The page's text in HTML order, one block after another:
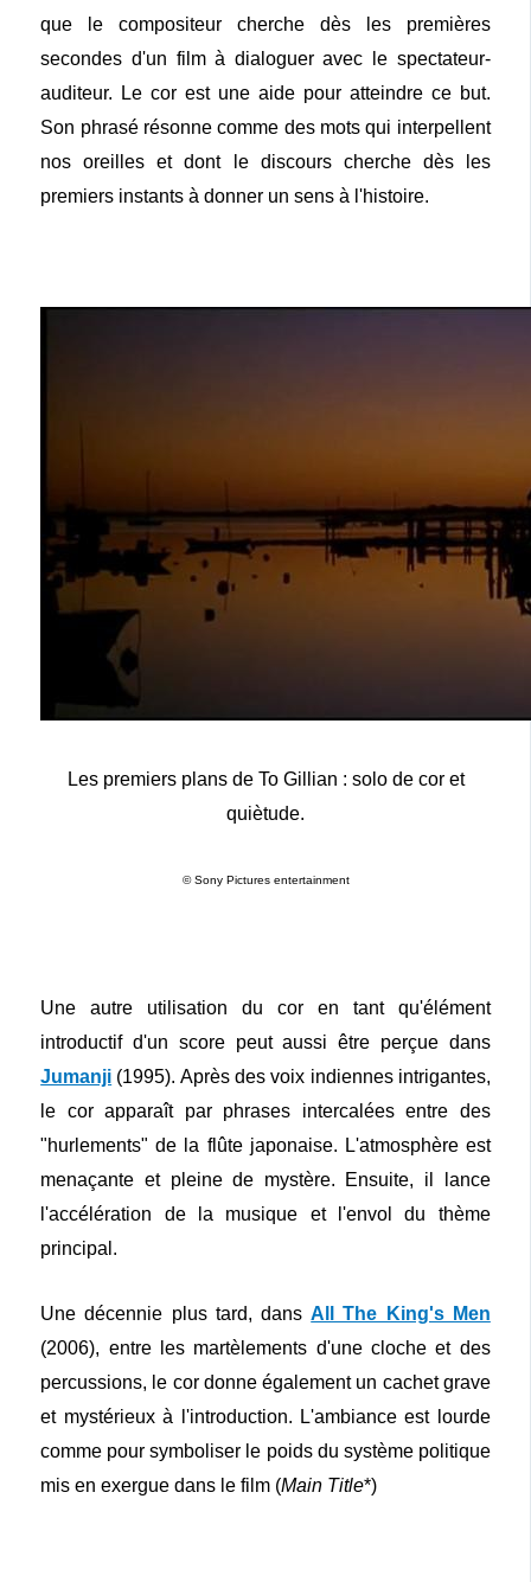
que le compositeur cherche dès les premières
secondes d'un film à dialoguer avec le spectateur-
auditeur. Le cor est une aide pour atteindre ce but.
Son phrasé résonne comme des mots qui interpellent
nos oreilles et dont le discours cherche dès les
premiers instants à donner un sens à l'histoire.
Les premiers plans de To Gillian : solo de cor et
quiètude.
© Sony Pictures entertainment
Une autre utilisation du cor en tant qu'élément
introductif d'un score peut aussi être perçue dans
Jumanji (1995). Après des voix indiennes intrigantes,
le cor apparaît par phrases intercalées entre des
"hurlements" de la flûte japonaise. L'atmosphère est
menaçante et pleine de mystère. Ensuite, il lance
l'accélération de la musique et l'envol du thème
principal.
Une décennie plus tard, dansAll The King's Men
(2006), entre les martèlements d'une cloche et des
percussions, le cor donne également un cachet grave
et mystérieux à l'introduction. L'ambiance est lourde
comme pour symboliser le poids du système politique
mis en exergue dans le film (Main Title*)